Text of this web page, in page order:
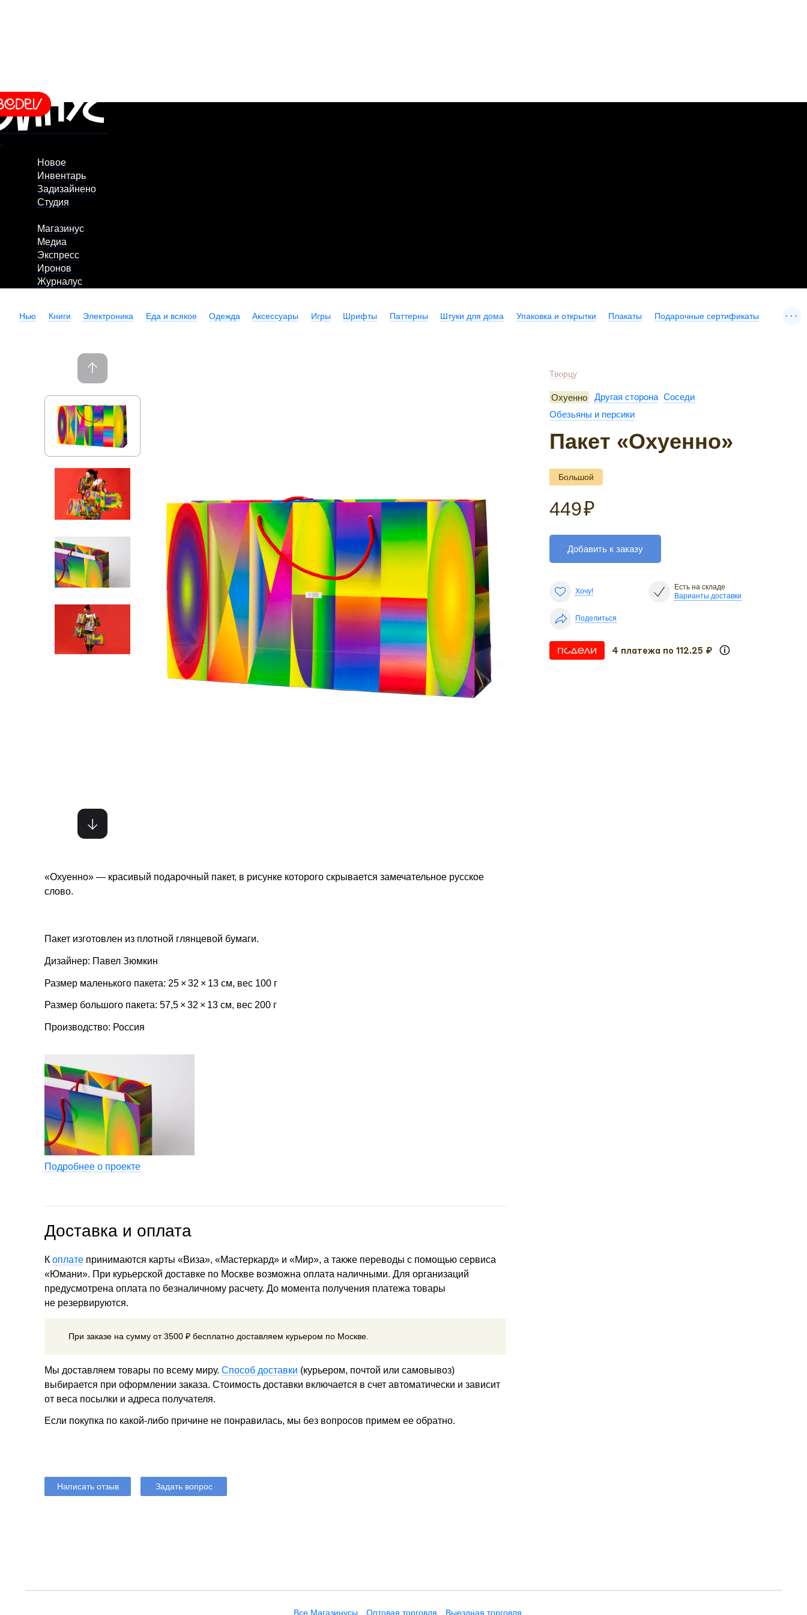
Новое
Инвентарь
Задизайнено
Студия
Магазинус
Медиа
Экспресс
Иронов
Журналус
Нью Книги Электроника Еда и всякое Одежда Аксессуары Игры Шрифты Паттерны Штуки для дома Упаковка и открытки Плакаты Подарочные сертификаты ...
Творцу
Охуенно Другая сторона Соседи
Обезьяны и персики
Пакет «Охуенно»
Большой
449₽
Добавить к заказу
Хочу!
Есть на складе
Варианты доставки
Поделиться
4 платежа по 112.25 ₽
«Охуенно» — красивый подарочный пакет, в рисунке которого скрывается замечательное русское
слово.
Пакет изготовлен из плотной глянцевой бумаги.
Дизайнер: Павел Зюмкин
Размер маленького пакета: 25 × 32 × 13 см, вес 100 г
Размер большого пакета: 57,5 × 32 × 13 см, вес 200 г
Производство: Россия
Подробнее о проекте
Доставка и оплата
К оплате принимаются карты «Виза», «Мастеркард» и «Мир», а также переводы с помощью сервиса
«Юмани». При курьерской доставке по Москве возможна оплата наличными. Для организаций
предусмотрена оплата по безналичному расчету. До момента получения платежа товары
не резервируются.
При заказе на сумму от 3500 ₽ бесплатно доставляем курьером по Москве.
Мы доставляем товары по всему миру. Способ доставки (курьером, почтой или самовывоз)
выбирается при оформлении заказа. Стоимость доставки включается в счет автоматически и зависит
от веса посылки и адреса получателя.
Если покупка по какой-либо причине не понравилась, мы без вопросов примем ее обратно.
Написать отзыв Задать вопрос
Все Магазинусы Оптовая торговля Выездная торговля